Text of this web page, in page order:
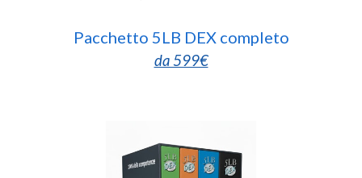
Pacchetto 5LB DEX completo
da 599€